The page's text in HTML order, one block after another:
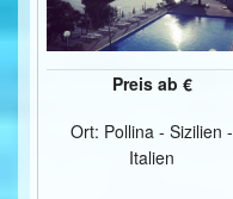
Preis ab €
Ort: Pollina - Sizilien -
Italien